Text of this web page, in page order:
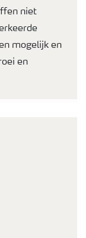
niet
mogelijk en
en